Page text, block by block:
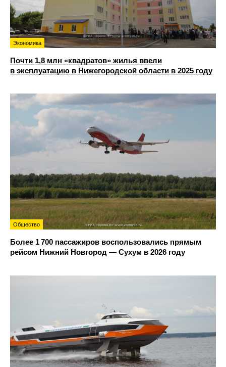
Экономика
Почти 1,8 млн «квадратов» жилья ввели
в эксплуатацию в Нижегородской области в 2025 году
Общество
Более 1 700 пассажиров воспользовались прямым
рейсом Нижний Новгород — Сухум в 2026 году